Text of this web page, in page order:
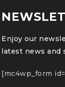
Enjoy our
latest news and
[mc4wp_form